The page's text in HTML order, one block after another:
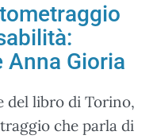
Anna Gioria
del libro di Torino,
che parla di